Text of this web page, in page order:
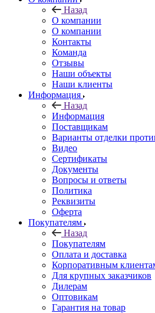
Назад
О компании
О компании
Контакты
Команда
Отзывы
Наши объекты
Наши клиенты
Информация
Назад
Информация
Поставщикам
Варианты отделки
Видео
Сертификаты
Документы
Вопросы и ответы
Политика
Реквизиты
Оферта
Покупателям
Назад
Покупателям
Оплата и доставка
Корпоративным
Для крупных заказчиков
Дилерам
Оптовикам
Гарантия на товар